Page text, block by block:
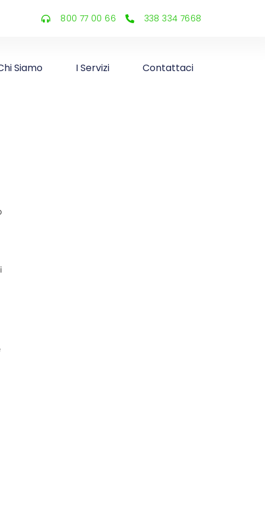
800 77 00 66 338 334 7668​
Siamo I Servizi Contattaci